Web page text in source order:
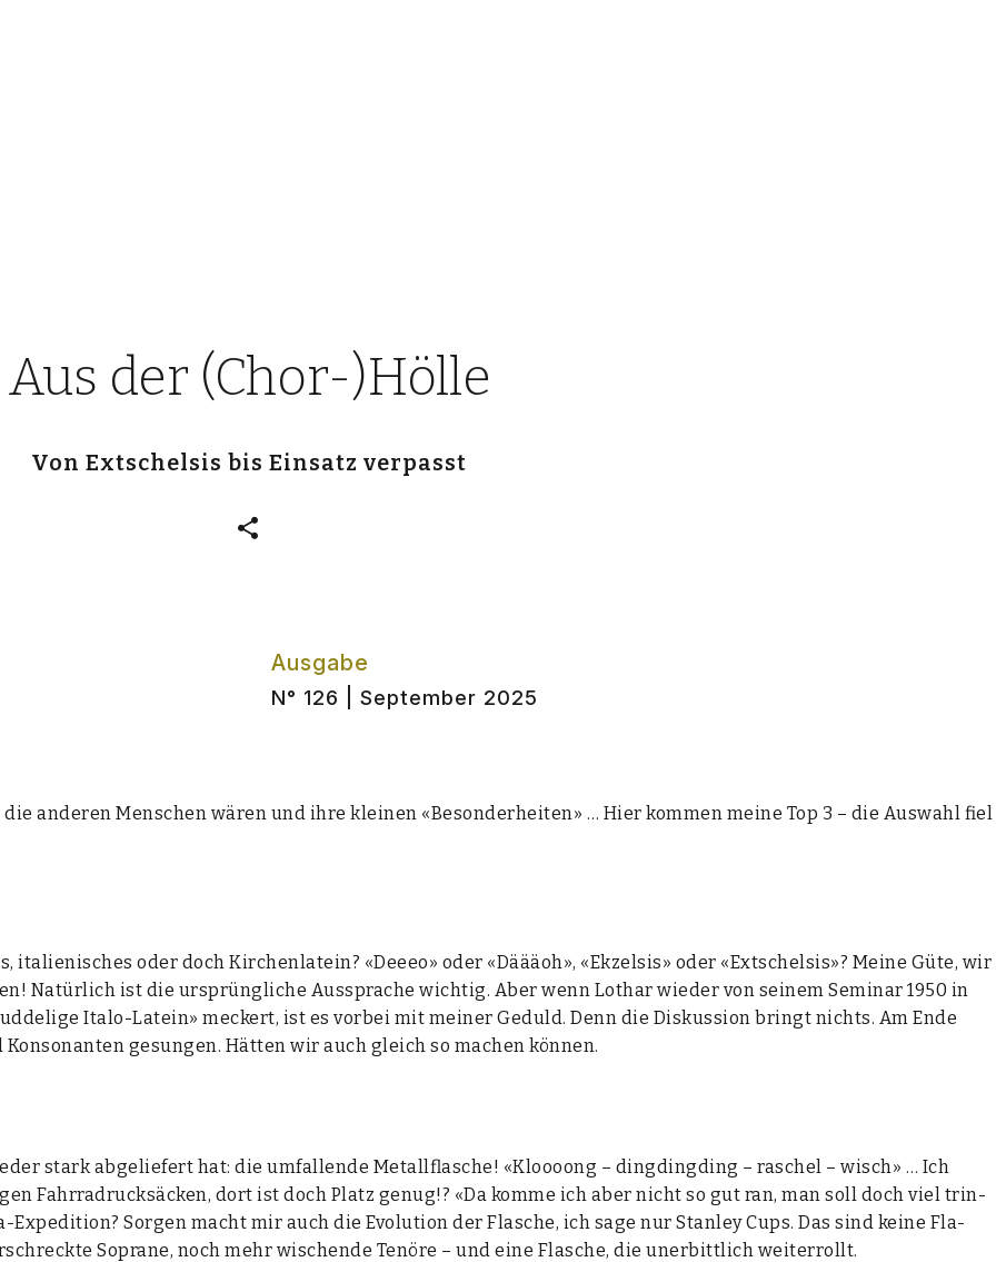
Aus der (Chor-)Hölle
Von Extschelsis bis Einsatz verpasst
Ausgabe
N° 126 | September 2025
ande­ren Men­schen wären und ihre klei­nen «Beson­der­hei­ten» … Hier kom­men mei­ne Top 3 – die Aus­wahl fiel
ita­lie­ni­sches oder doch Kir­chen­la­tein? «Deeeo» oder «Däääoh», «Ekzel­sis» oder «Ext­schel­sis»? Mei­ne Güte, wir
Natür­lich ist die ursprüng­li­che Aus­spra­che wich­tig. Aber wenn Lothar wie­der von sei­nem Semi­nar 1950 in
Italo-Latein» meckert, ist es vor­bei mit mei­ner Geduld. Denn die Dis­kus­si­on bringt nichts. Am Ende
gesun­gen. Hät­ten wir auch gleich so machen kön­nen.
stark abge­lie­fert hat: die umfal­len­de Metall­fla­sche! «Kloooong – ding­ding­ding – raschel – wisch» … Ich
Fahr­ra­druck­sä­cken, dort ist doch Platz genug!? «Da kom­me ich aber nicht so gut ran, man soll doch viel trin­
Sor­gen macht mir auch die Evo­lu­ti­on der Fla­sche, ich sage nur Stan­ley Cups. Das sind kei­ne Fla­
Sopra­ne, noch mehr wischen­de Tenö­re – und eine Fla­sche, die uner­bitt­lich wei­ter­rollt.